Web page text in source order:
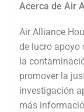
Acerca de Air
Air Alliance
de lucro apoyo
la
promover la
investigación
más